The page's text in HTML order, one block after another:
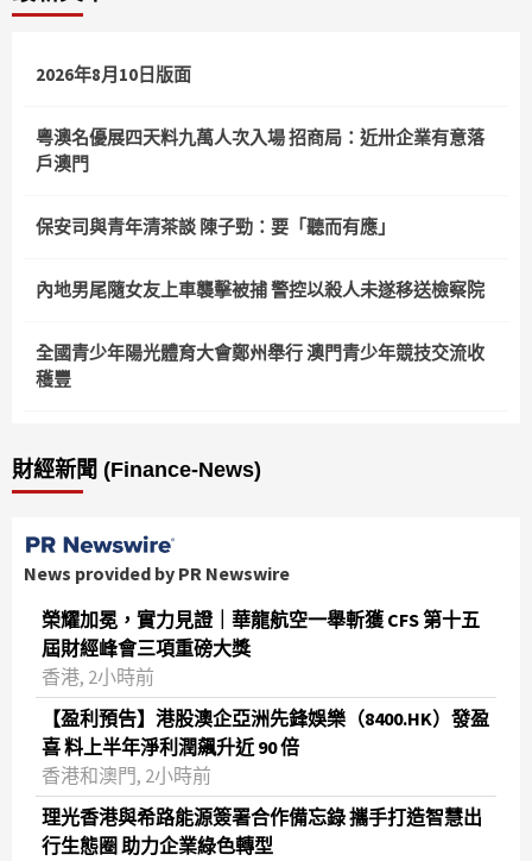
2026年8月10日版面
粵澳名優展四天料九萬人次入場 招商局：近卅企業有意落
戶澳門
保安司與青年清茶談 陳子勁：要「聽而有應」
內地男尾隨女友上車襲擊被捕 警控以殺人未遂移送檢察院
全國青少年陽光體育大會鄭州舉行 澳門青少年競技交流收
穫豐
財經新聞 (Finance-News)
News provided by PR Newswire
榮耀加冕，實力見證｜華龍航空一舉斬獲 CFS 第十五
屆財經峰會三項重磅大獎
香港, 2小時前
【盈利預告】港股澳企亞洲先鋒娛樂（8400.HK）發盈
喜 料上半年淨利潤飆升近 90 倍
香港和澳門, 2小時前
理光香港與希路能源簽署合作備忘錄 攜手打造智慧出
行生態圈 助力企業綠色轉型